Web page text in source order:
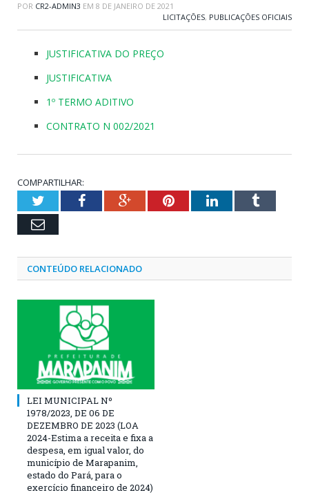
POR CR2-ADMIN3 EM 8 DE JANEIRO DE 2021
LICITAÇÕES, PUBLICAÇÕES OFICIAIS
JUSTIFICATIVA DO PREÇO
JUSTIFICATIVA
1º TERMO ADITIVO
CONTRATO N 002/2021
COMPARTILHAR:
TwitterFacebookGoogle+PinterestLinkedInTumblr
Email
CONTEÚDO RELACIONADO
LEI MUNICIPAL Nº
1978/2023, DE 06 DE
DEZEMBRO DE 2023 (LOA
2024-Estima a receita e fixa a
despesa, em igual valor, do
município de Marapanim,
estado do Pará, para o
exercício financeiro de 2024)